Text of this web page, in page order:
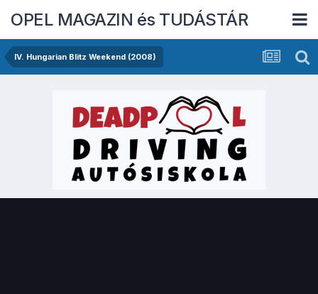
OPEL MAGAZIN és TUDÁSTÁR
IV. Hungarian Blitz Weekend (2008)